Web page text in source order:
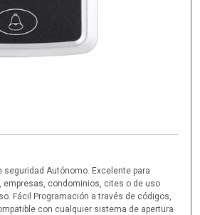
seguridad Autónomo. Excelente para
condominios, cites o de uso
Fácil Programación a través de códigos,
con cualquier sistema de apertura